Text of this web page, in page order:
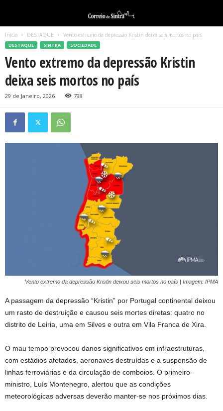
Início DESTAQUE Vento extremo da depressão Kristin deixa seis mortos no país
DESTAQUE SINTRA SOCIEDADE
Vento extremo da depressão Kristin
deixa seis mortos no país
29 de Janeiro, 2026 798
Vento extremo da depressão Kristin deixou seis mortos no país | Imagem: IPMA
A passagem da depressão “Kristin” por Portugal continental deixou
um rasto de destruição e causou seis mortes diretas: quatro no
distrito de Leiria, uma em Silves e outra em Vila Franca de Xira.
O mau tempo provocou danos significativos em infraestruturas,
com estádios afetados, aeronaves destruídas e a suspensão de
linhas ferroviárias e da circulação de comboios. O primeiro-
ministro, Luís Montenegro, alertou que as condições
meteorológicas adversas deverão manter-se nos próximos dias.